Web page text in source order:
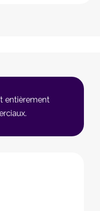
entièrement